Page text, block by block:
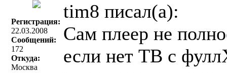
Регистрация:
22.03.2008
Сообщений:
172
Откуда:
Москва
tim8 писал(a):
Сам плеер не
если нет ТВ с